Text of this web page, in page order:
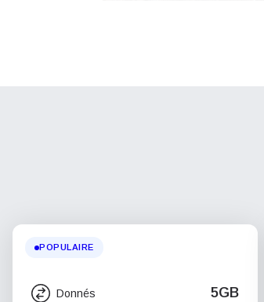
POPULAIRE
Donnés 5GB